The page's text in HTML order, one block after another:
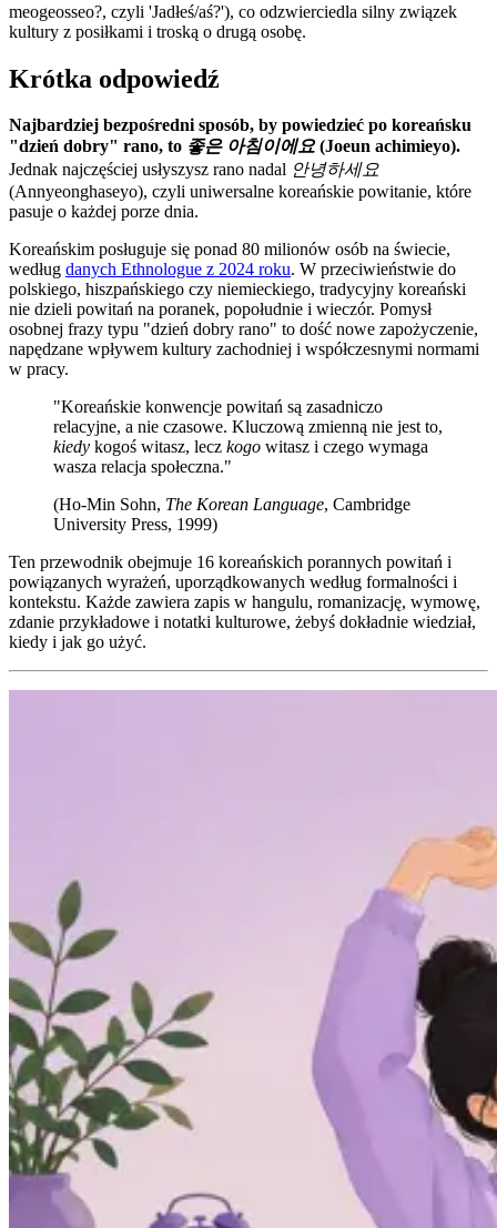
meogeosseo?, czyli 'Jadłeś/aś?'), co odzwierciedla silny związek
kultury z posiłkami i troską o drugą osobę.
Krótka odpowiedź
Najbardziej bezpośredni sposób, by powiedzieć po koreańsku
"dzień dobry" rano, to 좋은 아침이에요 (Joeun achimieyo).
Jednak najczęściej usłyszysz rano nadal 안녕하세요
(Annyeonghaseyo), czyli uniwersalne koreańskie powitanie, które
pasuje o każdej porze dnia.
Koreańskim posługuje się ponad 80 milionów osób na świecie,
według danych Ethnologue z 2024 roku. W przeciwieństwie do
polskiego, hiszpańskiego czy niemieckiego, tradycyjny koreański
nie dzieli powitań na poranek, popołudnie i wieczór. Pomysł
osobnej frazy typu "dzień dobry rano" to dość nowe zapożyczenie,
napędzane wpływem kultury zachodniej i współczesnymi normami
w pracy.
"Koreańskie konwencje powitań są zasadniczo
relacyjne, a nie czasowe. Kluczową zmienną nie jest to,
kiedy kogoś witasz, lecz kogo witasz i czego wymaga
wasza relacja społeczna."
(Ho-Min Sohn, The Korean Language, Cambridge
University Press, 1999)
Ten przewodnik obejmuje 16 koreańskich porannych powitań i
powiązanych wyrażeń, uporządkowanych według formalności i
kontekstu. Każde zawiera zapis w hangulu, romanizację, wymowę,
zdanie przykładowe i notatki kulturowe, żebyś dokładnie wiedział,
kiedy i jak go użyć.